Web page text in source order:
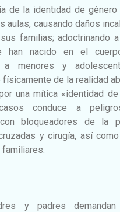
de la identidad de género
aulas, causando daños
familias; adoctrinando
han nacido en el
a menores y
de la realidad
una mítica «identidad
conduce a
bloqueadores de la
y cirugía, así
y padres